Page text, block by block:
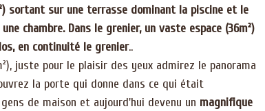
sortant sur une terrasse dominant la piscine et le
chambre. Dans le grenier, un vaste espace (36m²)
en continuité le grenier..
juste pour le plaisir des yeux admirez le panorama
la porte qui donne dans ce qui était
de maison et aujourd'hui devenu un magnifique